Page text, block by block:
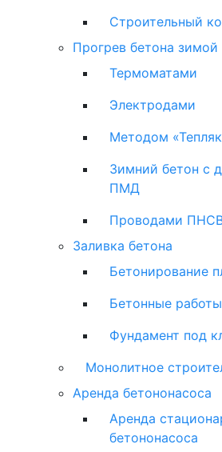
Строительный
Прогрев бетона зимой
Термоматами
Электродами
Методом
Зимний бетон с
ПМД
Проводами
Заливка бетона
Бетонирование
Бетонные работы
Фундамент под
Монолитное
Аренда бетононасоса
Аренда
бетононасоса